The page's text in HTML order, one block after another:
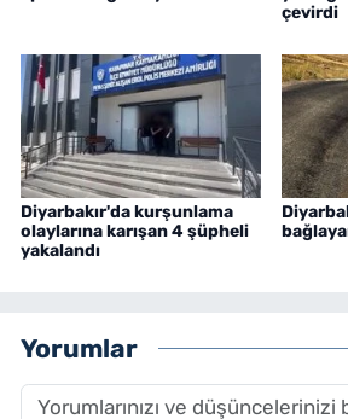
çevirdi
Diyarbakır'da kurşunlama
olaylarına karışan 4 şüpheli
yakalandı
Yorumlar